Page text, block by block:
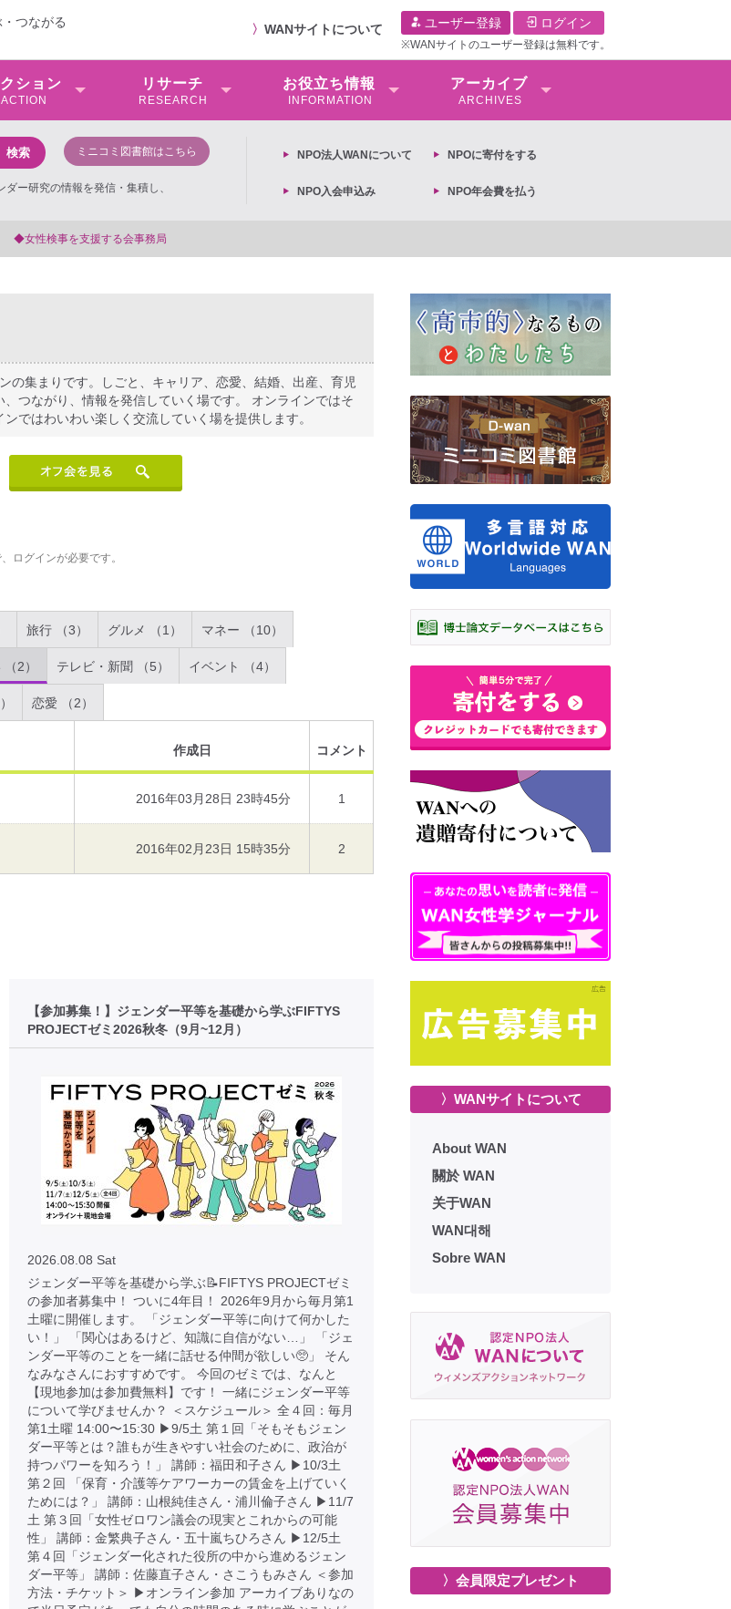
つながる
〉 WANサイトについて ユーザー登録 ログイン
※WANサイトのユーザー登録は無料です。
ション
ACTION
リサーチ
RESEARCH
お役⽴ち情報
INFORMATION
アーカイブ
ARCHIVES
ミニコミ図書館はこちら
ー研究の情報を発信・集積し、
NPO法⼈WANについて NPOに寄付をする
NPO入会申込み NPO年会費を払う
【抗議文】2026年3月13日第6次男女共同参画基本計画の閣議決定への抗議文 ◆女性差別撤廃条約実現アクション 亀永能布子
の集まりです。しごと、キャリア、恋愛、結婚、出産、育児
つながり、情報を発信していく場です。 オンラインではそ
ではわいわい楽しく交流していく場を提供します。
ログインが必要です。
旅行 （3） グルメ （1） マネー （10）
2） テレビ・新聞 （5） イベント （4）
恋愛 （2）
作成日 コメント
2016年03月28日 23時45分 1
2016年02月23日 15時35分 2
【参加募集！】ジェンダー平等を基礎から学ぶFIFTYS
PROJECTゼミ2026秋冬（9月~12月）
2026.08.08 Sat
ジェンダー平等を基礎から学ぶ📝FIFTYS PROJECTゼミ
の参加者募集中！ ついに4年目！ 2026年9月から毎月第1
土曜に開催します。 「ジェンダー平等に向けて何かした
い！」 「関心はあるけど、知識に自信がない…」 「ジェ
ンダー平等のことを一緒に話せる仲間が欲しい🥺」 そん
なみなさんにおすすめです。 今回のゼミでは、なんと
【現地参加は参加費無料】です！ 一緒にジェンダー平等
について学びませんか？ ＜スケジュール＞ 全４回：毎月
第1土曜 14:00〜15:30 ▶︎9/5土 第１回「そもそもジェン
ダー平等とは？誰もが生きやすい社会のために、政治が
持つパワーを知ろう！」 講師：福田和子さん ▶︎10/3土
第２回 「保育・介護等ケアワーカーの賃金を上げていく
ためには？」 講師：山根純佳さん・浦川倫子さん ▶︎11/7
土 第３回「女性ゼロワン議会の現実とこれからの可能
性」 講師：金繁典子さん・五十嵐ちひろさん ▶︎12/5土
第４回「ジェンダー化された役所の中から進めるジェン
ダー平等」 講師：佐藤直子さん・さこうもみさん ＜参加
方法・チケット＞ ▶︎オンライン参加 アーカイブありなの
〉WANサイトについて
About WAN
關於 WAN
关于WAN
WAN대해
Sobre WAN
〉会員限定プレゼント